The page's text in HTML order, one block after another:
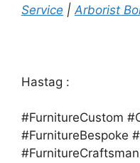
Service | Arborist
Hastag :
#FurnitureCustom
#FurnitureBespoke